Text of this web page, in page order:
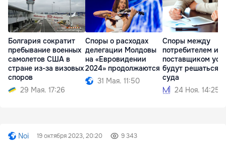
Болгария сократит
пребывание военных
самолетов США в
стране из-за визовых
споров
29 Мая. 17:26
Споры о расходах
делегации Молдовы
на «Евровидении
2024» продолжаются
31 Мая. 11:50
Споры между
потребителем и
поставщиком
будут решаться
суда
24 Ноя. 14:25
Noi 19 октября 2023, 20:20 9 343